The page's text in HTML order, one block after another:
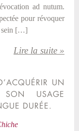
ad nutum.
pour révoquer
sein […]
Lire la suite »
UN
SON USAGE
DURÉE.